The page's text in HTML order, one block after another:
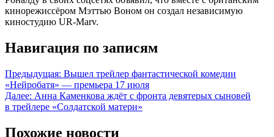
кинорежиссёром Мэттью Воном он создал независимую
киностудию UR-Marv.
Навигация по записям
Предыдущая: Вышел трейлер фантастической комедии
«Нейробатя» — премьера 17 июля
Далее: Анна Каменкова ждёт с фронта девятерых сыновей
в трейлере «Солдатской матери»
Похожие новости